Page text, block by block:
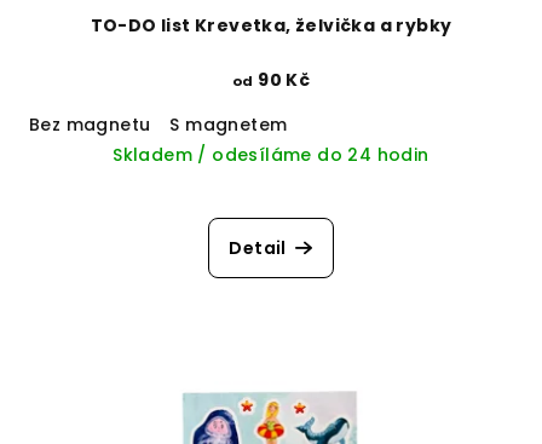
TO-DO list Krevetka, želvička a rybky
od 90 Kč
Bez magnetu
S magnetem
Skladem / odesíláme do 24 hodin
Detail